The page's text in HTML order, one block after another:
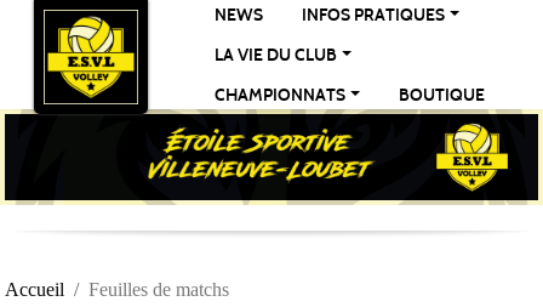
NEWS
INFOS PRATIQUES
LA VIE DU CLUB
CHAMPIONNATS
BOUTIQUE
Accueil Feuilles de matchs
Panneau de gestion des cookies